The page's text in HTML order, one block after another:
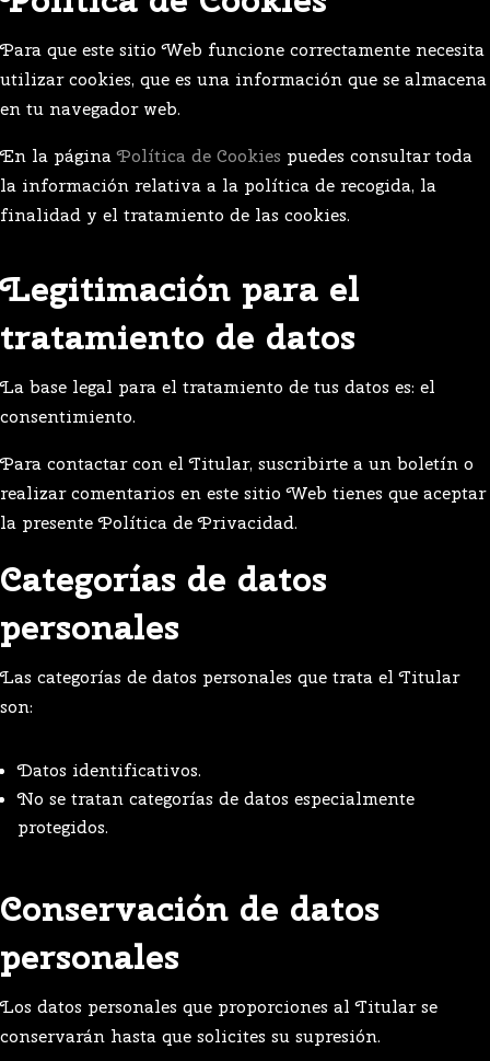
Para que este sitio Web funcione correctamente necesita
utilizar cookies, que es una información que se almacena
en tu navegador web.
En la páginaPolítica de Cookies puedes consultar toda
la información relativa a la política de recogida, la
finalidad y el tratamiento de las cookies.
Legitimación para el
tratamiento de datos
La base legal para el tratamiento de tus datos es: el
consentimiento.
Para contactar con el Titular, suscribirte a un boletín o
realizar comentarios en este sitio Web tienes que aceptar
la presente Política de Privacidad.
Categorías de datos
personales
Las categorías de datos personales que trata el Titular
son:
Datos identificativos.
No se tratan categorías de datos especialmente
protegidos.
Conservación de datos
personales
Los datos personales que proporciones al Titular se
conservarán hasta que solicites su supresión.